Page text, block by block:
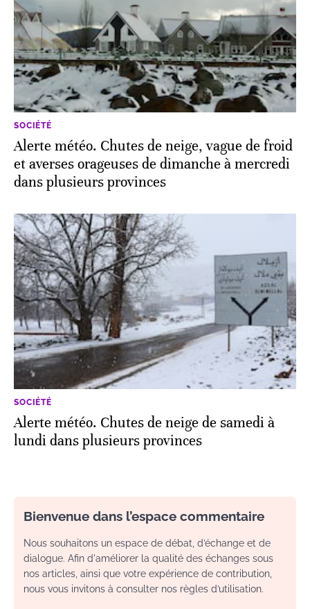
SOCIÉTÉ
Alerte météo. Chutes de neige, vague de froid
et averses orageuses de dimanche à mercredi
dans plusieurs provinces
SOCIÉTÉ
Alerte météo. Chutes de neige de samedi à
lundi dans plusieurs provinces
Bienvenue dans l’espace commentaire
Nous souhaitons un espace de débat, d’échange et de
dialogue. Afin d'améliorer la qualité des échanges sous
nos articles, ainsi que votre expérience de contribution,
nous vous invitons à consulter nos règles d’utilisation.